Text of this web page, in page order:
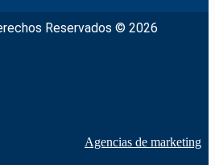
Reservados © 2026
Agencias de marketing